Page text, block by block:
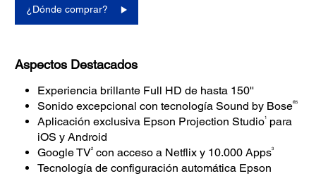
¿Dónde comprar?
Aspectos Destacados
Experiencia brillante Full HD de hasta 150''
Sonido excepcional con tecnología Sound by Bose®5
Aplicación exclusiva Epson Projection Studio1
para
iOS y Android
Google TV2 con acceso a Netflix y 10.000 Apps3
Tecnología de configuración automática Epson